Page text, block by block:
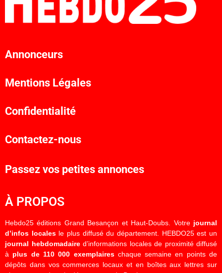
Annonceurs
Mentions Légales
Confidentialité
Contactez-nous
Passez vos petites annonces
À PROPOS
Hebdo25 éditions Grand Besançon et Haut-Doubs. Votre journal
d’infos localesle plus diffusé du département. HEBDO25 est un
journal hebdomadaired’informations locales de proximité diffusé
à plus de 110 000 exemplaireschaque semaine en points de
dépôts dans vos commerces locaux et en boîtes aux lettres sur